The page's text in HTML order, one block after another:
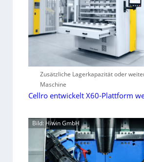
Zusätzliche Lagerkapazität oder
Maschine
Cellro entwickelt X60-Plattform
Bild: Hiwin GmbH